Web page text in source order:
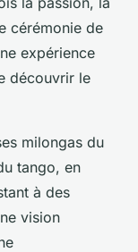
cérémonie de
expérience
découvrir le
milongas du
tango, en
à des
vision